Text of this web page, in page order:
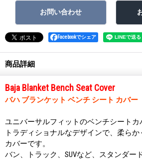
Facebookでシェア
商品詳細
Baja Blanket Bench Seat Cover
バハ ブランケット ベンチ シート カバー
ユニバーサルフィットのベンチシートカ
トラディショナルなデザインで、柔ら
カバーです。
バン、トラック、SUVなど、スタンダー